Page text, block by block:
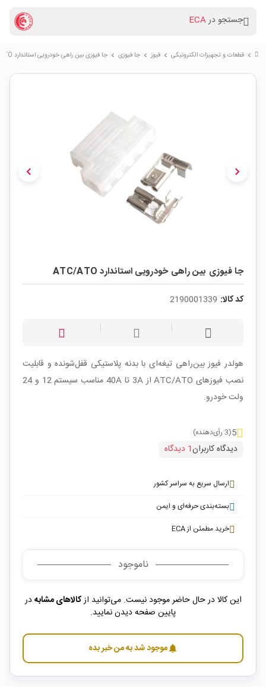
جستجو درECA
chevron_right قطعات و تجهیزات الکترونیکی chevron_right فیوز chevron_right جا فیوزی chevron_right جا فیوزی بین راهی خودرویی استاندارد ATC/ATO
chevron_left chevron_right
جا فیوزی بین راهی خودرویی استاندارد ATC/ATO
کد کالا: 2190001339
هولدر فیوز بین‌راهی تیغه‌ای با بدنه پلاستیکی قفل‌شونده و قابلیت
نصب فیوزهای ATC/ATO از 3A تا 40A مناسب سیستم 12 و 24
ولت خودرو.
5(3 رأی‌دهنده)
دیدگاه کاربران1 دیدگاه
ارسال سریع به سراسر کشور
بسته‌بندی حرفه‌ای و ایمن
خرید مطمئن از ECA
ناموجود
این کالا در حال حاضر موجود نیست. می‌توانید ازکالاهای مشابهدر
پایین صفحه دیدن نمایید.
notificationsموجود شد به من خبر بده